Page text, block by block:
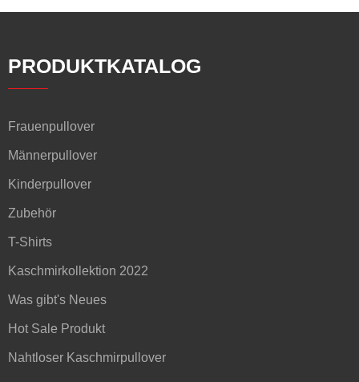
PRODUKTKATALOG
Frauenpullover
Männerpullover
Kinderpullover
Zubehör
T-Shirts
Kaschmirkollektion 2022
Was gibt's Neues
Hot Sale Produkt
Nahtloser Kaschmirpullover